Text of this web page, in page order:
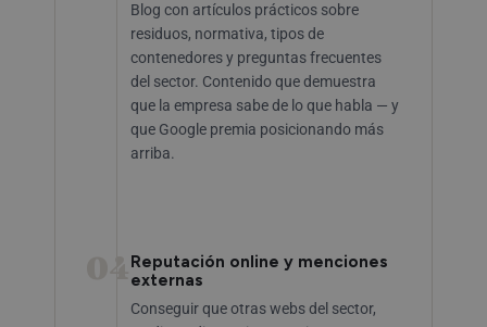
Blog con artículos prácticos sobre
residuos, normativa, tipos de
contenedores y preguntas frecuentes
del sector. Contenido que demuestra
que la empresa sabe de lo que habla — y
que Google premia posicionando más
arriba.
Reputación online y menciones
externas
Conseguir que otras webs del sector,